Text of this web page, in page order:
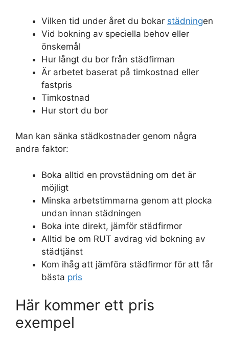
Vilken tid under året du bokar städningen
Vid bokning av speciella behov eller
önskemål
Hur långt du bor från städfirman
Är arbetet baserat på timkostnad eller
fastpris
Timkostnad
Hur stort du bor
Man kan sänka städkostnader genom några
andra faktor:
Boka alltid en provstädning om det är
möjligt
Minska arbetstimmarna genom att plocka
undan innan städningen
Boka inte direkt, jämför städfirmor
Alltid be om RUT avdrag vid bokning av
städtjänst
Kom ihåg att jämföra städfirmor för att får
bästa pris
Här kommer ett pris
exempel